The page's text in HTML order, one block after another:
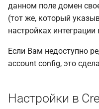
данном поле домен
(тот же, который
настройках интеграции
Если Вам недоступно
account config, это
Настройки в